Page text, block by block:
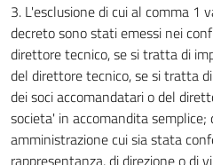
3. L'esclusione di cui al comma 1
decreto sono stati emessi nei
direttore tecnico, se si tratta di
del direttore tecnico, se si tratta
dei soci accomandatari o del
societa' in accomandita semplice;
amministrazione cui sia stata
rappresentanza, di direzione o di